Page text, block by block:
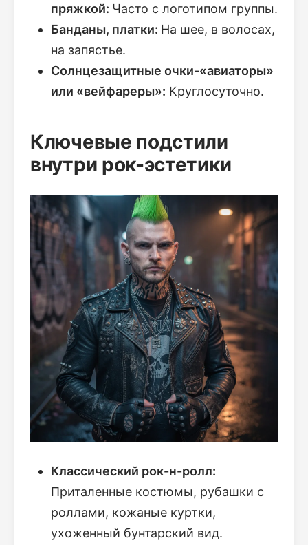
пряжкой: Часто с логотипом группы.
Банданы, платки: На шее, в волосах,
на запястье.
Солнцезащитные очки-«авиаторы»
или «вейфареры»: Круглосуточно.
Ключевые подстили
внутри рок-эстетики
Классический рок-н-ролл:
Приталенные костюмы, рубашки с
роллами, кожаные куртки,
ухоженный бунтарский вид.